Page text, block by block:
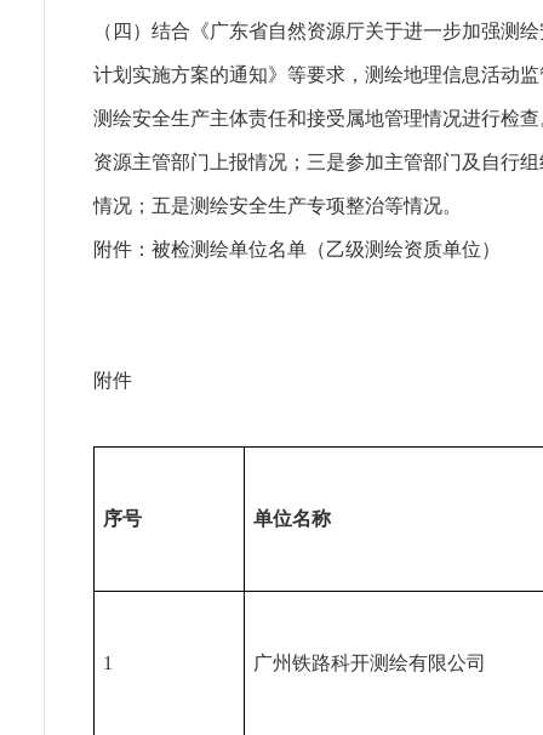
（四）结合《广东省自然资源厅关于进一步加强测
计划实施方案的通知》等要求，测绘地理信息活动
测绘安全生产主体责任和接受属地管理情况进行检
资源主管部门上报情况；三是参加主管部门及自行
情况；五是测绘安全生产专项整治等情况。
附件：被检测绘单位名单（乙级测绘资质单位）
附件
序号 单位名称
1 广州铁路科开测绘有限公司